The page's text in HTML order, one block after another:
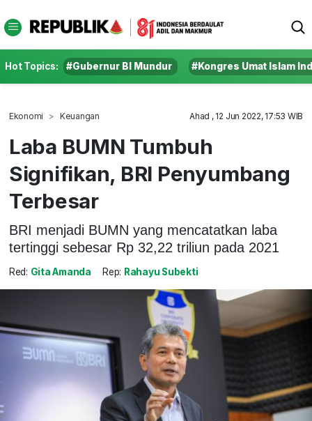
Hot Topics: #Gubernur BI Mundur #Kongres Umat Islam
Ekonomi Keuangan Ahad , 12 Jun 2022, 17:53 WIB
Laba BUMN Tumbuh
Signifikan, BRI Penyumbang
Terbesar
BRI menjadi BUMN yang mencatatkan laba
tertinggi sebesar Rp 32,22 triliun pada 2021
Red: Gita Amanda Rep: Rahayu Subekti